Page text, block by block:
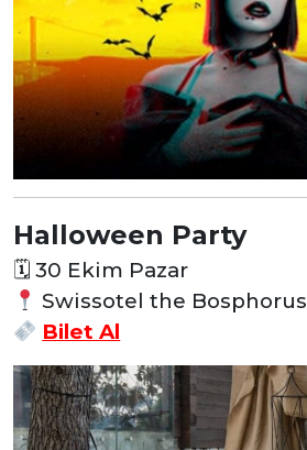
Halloween Party
🗓 30 Ekim Pazar
Swissotel the Bosphorus
Bilet Al